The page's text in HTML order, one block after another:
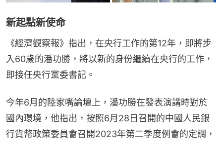
新起點新使命
《經濟觀察報》指出，在央行工作的第12年，即將步
入60歲的潘功勝，將以新的身份繼續在央行的工作，
即接任央行黨委書記。
今年6月的陸家嘴論壇上，潘功勝在發表演講時對於
國內環境，他指出，按照6月28日召開的中國人民銀
行貨幣政策委員會召開2023年第二季度例會的定調，